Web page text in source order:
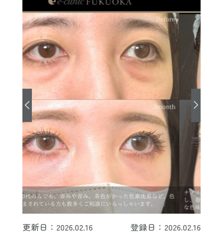
更新日：2026.02.16 登録日：2026.02.16